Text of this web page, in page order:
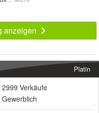
anzeigen
Platin
2999 Verkäufe
Gewerblich